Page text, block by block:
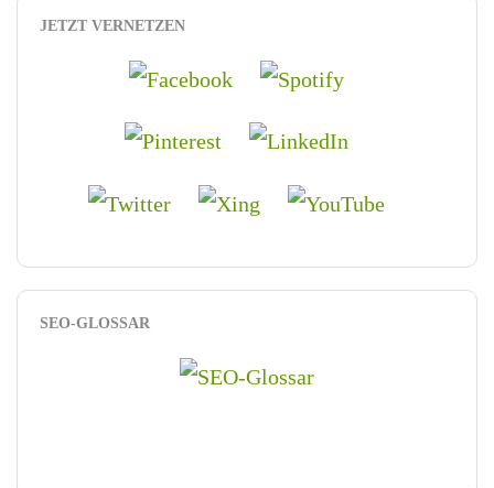
JETZT VERNETZEN
SEO-GLOSSAR